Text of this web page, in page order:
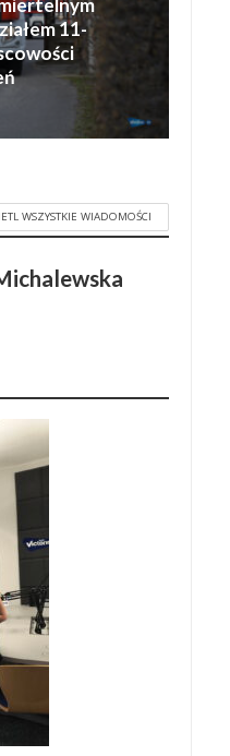
11-
WSZYSTKIE WIADOMOŚCI